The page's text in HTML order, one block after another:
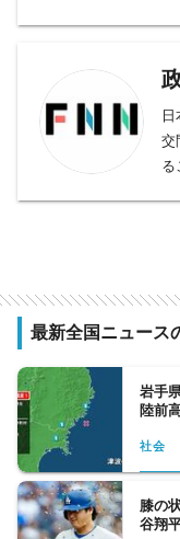
交
る
っ
の
最新全国ニュース
岩手
陸前
社会
膝の
谷翔